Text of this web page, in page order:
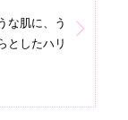
な肌に、う
としたハリ